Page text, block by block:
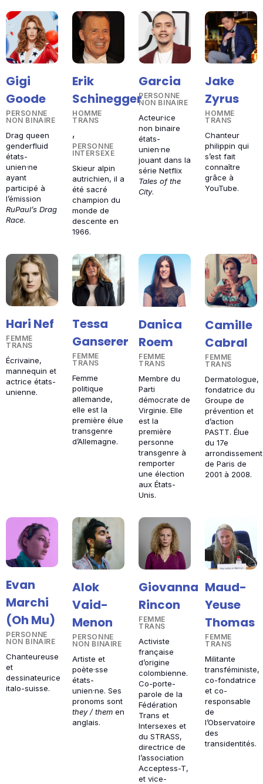
Gigi
Goode
PERSONNE
NON BINAIRE
Drag queen
genderfluid
états-
unien·ne
ayant
participé à
l’émission
RuPaul’s Drag
Race.
Erik
Schinegger
HOMME
TRANS
,
PERSONNE
INTERSEXE
Skieur alpin
autrichien, il a
été sacré
champion du
monde de
descente en
1966.
Garcia
PERSONNE
NON BINAIRE
Acteur·ice
non binaire
états-
unien·ne
jouant dans la
série Netflix
Tales of the
City.
Jake
Zyrus
HOMME
TRANS
Chanteur
philippin qui
s’est fait
connaître
grâce à
YouTube.
Hari Nef
FEMME
TRANS
Écrivaine,
mannequin et
actrice états-
unienne.
Tessa
Ganserer
FEMME
TRANS
Femme
politique
allemande,
elle est la
première élue
transgenre
d’Allemagne.
Danica
Roem
FEMME
TRANS
Membre du
Parti
démocrate de
Virginie. Elle
est la
première
personne
transgenre à
remporter
une élection
aux États-
Unis.
Camille
Cabral
FEMME
TRANS
Dermatologue,
fondatrice du
Groupe de
prévention et
d’action
PASTT. Élue
du 17e
arrondissement
de Paris de
2001 à 2008.
Evan
Marchi
(Oh Mu)
PERSONNE
NON BINAIRE
Chanteureuse
et
dessinateurice
italo-suisse.
Alok
Vaid-
Menon
PERSONNE
NON BINAIRE
Artiste et
poète·sse
états-
unien·ne. Ses
pronoms sont
they / them en
anglais.
Giovanna
Rincon
FEMME
TRANS
Activiste
française
d’origine
colombienne.
Co-porte-
parole de la
Fédération
Trans et
Intersexes et
du STRASS,
directrice de
l’association
Acceptess-T,
et vice-
Maud-
Yeuse
Thomas
FEMME
TRANS
Militante
transféministe,
co-fondatrice
et co-
responsable
de
l’Observatoire
des
transidentités.